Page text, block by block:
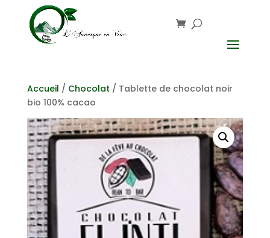
Accueil / Chocolat / Tablette de chocolat noir
bio 100% cacao